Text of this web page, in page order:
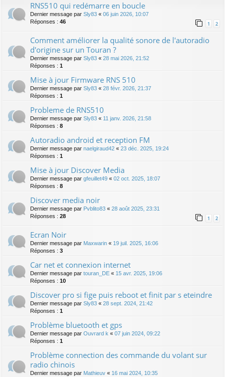
RNS510 qui redémarre en boucle
Dernier message par Sly83 « 06 juin 2026, 10:07
Réponses : 46 1 2
Comment améliorer la qualité sonore de l'autoradio
d'origine sur un Touran ?
Dernier message par Sly83 « 28 mai 2026, 21:52
Réponses : 1
Mise à jour Firmware RNS 510
Dernier message par Sly83 « 28 févr. 2026, 21:37
Réponses : 1
Probleme de RNS510
Dernier message par Sly83 « 11 janv. 2026, 21:58
Réponses : 8
Autoradio android et reception FM
Dernier message par naelgiraud42 « 23 déc. 2025, 19:24
Réponses : 1
Mise à jour Discover Media
Dernier message par gfeuillet49 « 02 oct. 2025, 18:07
Réponses : 8
Discover media noir
Dernier message par Pvblito83 « 28 août 2025, 23:31
Réponses : 28 1 2
Ecran Noir
Dernier message par Maxwarin « 19 juil. 2025, 16:06
Réponses : 3
Car net et connexion internet
Dernier message par touran_DE « 15 avr. 2025, 19:06
Réponses : 10
Discover pro si fige puis reboot et finit par s eteindre
Dernier message par Sly83 « 28 sept. 2024, 21:42
Réponses : 1
Problème bluetooth et gps
Dernier message par Ouvrard k « 07 juin 2024, 09:22
Réponses : 1
Problème connection des commande du volant sur
radio chinois
Dernier message par Mathieuv « 16 mai 2024, 10:35